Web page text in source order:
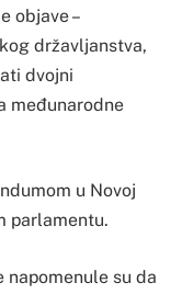
objave –
državljanstva,
dvojni
međunarodne
u Novoj
parlamentu.
su da